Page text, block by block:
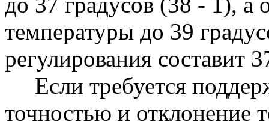
температуры до 39
регулирования составит
Если требуется
точностью и отклонение